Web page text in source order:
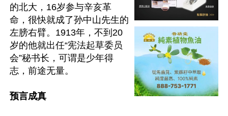
的北大，16岁参与辛亥革
命，很快就成了孙中山先生的
左膀右臂。1913年，不到20
岁的他就出任“宪法起草委员
会”秘书长，可谓是少年得
志，前途无量。
预言成真